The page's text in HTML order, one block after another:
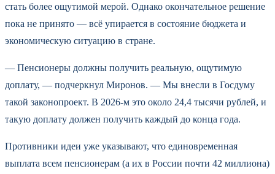
стать более ощутимой мерой. Однако окончательное решение
пока не принято — всё упирается в состояние бюджета и
экономическую ситуацию в стране.
— Пенсионеры должны получить реальную, ощутимую
доплату, — подчеркнул Миронов. — Мы внесли в Госдуму
такой законопроект. В 2026-м это около 24,4 тысячи рублей, и
такую доплату должен получить каждый до конца года.
Противники идеи уже указывают, что единовременная
выплата всем пенсионерам (а их в России почти 42 миллиона)